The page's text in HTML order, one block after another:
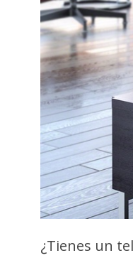
¿Tienes un